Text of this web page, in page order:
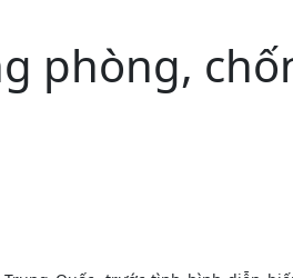
phòng,